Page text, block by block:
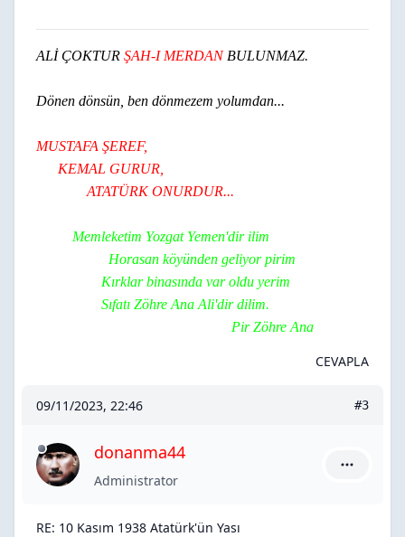
ALİ ÇOKTUR ŞAH-I MERDAN BULUNMAZ.
Dönen dönsün, ben dönmezem yolumdan...
MUSTAFA ŞEREF,
KEMAL GURUR,
ATATÜRKONURDUR...
Memleketim Yozgat Yemen'dir ilim
Horasan köyünden geliyor pirim
Kırklar binasında var oldu yerim
Sıfatı Zöhre Ana Ali'dir dilim.
Pir Zöhre Ana
CEVAPLA
09/11/2023, 22:46 #3
donanma44
Administrator
RE: 10 Kasım 1938 Atatürk'ün Yası